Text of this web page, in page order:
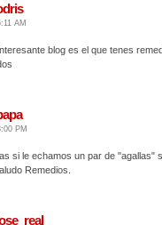
AM
blog es el que tenes
PM
si le echamos un par de "agallas"
Remedios.